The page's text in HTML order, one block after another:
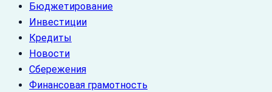
Бюджетирование
Инвестиции
Кредиты
Новости
Сбережения
Финансовая грамотность